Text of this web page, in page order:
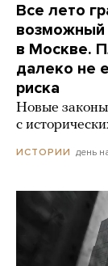
Все лето
возможный
в Москве.
далеко не
риска
Новые
с
ИСТОРИИ день